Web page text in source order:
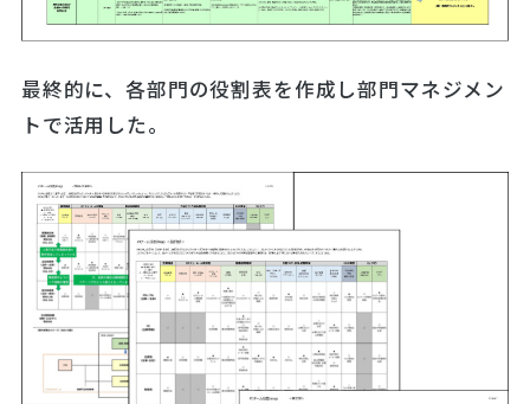
最終的に、各部門の役割表を作成し部門マネジメン
トで活用した。